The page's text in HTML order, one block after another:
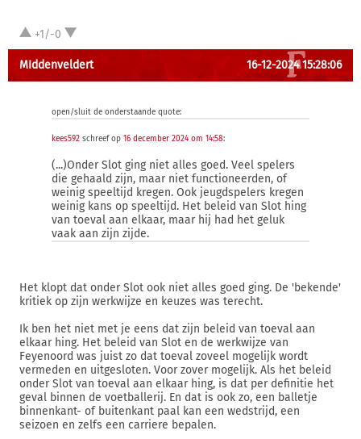
+1/-0
MIddenveldert 16-12-2024 15:28:06
open/sluit de onderstaande quote:
kees592 schreef op 16 december 2024 om 14:58:
(...)Onder Slot ging niet alles goed. Veel spelers
die gehaald zijn, maar niet functioneerden, of
weinig speeltijd kregen. Ook jeugdspelers kregen
weinig kans op speeltijd. Het beleid van Slot hing
van toeval aan elkaar, maar hij had het geluk
vaak aan zijn zijde.
Het klopt dat onder Slot ook niet alles goed ging. De 'bekende'
kritiek op zijn werkwijze en keuzes was terecht.
Ik ben het niet met je eens dat zijn beleid van toeval aan
elkaar hing. Het beleid van Slot en de werkwijze van
Feyenoord was juist zo dat toeval zoveel mogelijk wordt
vermeden en uitgesloten. Voor zover mogelijk. Als het beleid
onder Slot van toeval aan elkaar hing, is dat per definitie het
geval binnen de voetballerij. En dat is ook zo, een balletje
binnenkant- of buitenkant paal kan een wedstrijd, een
seizoen en zelfs een carriere bepalen.